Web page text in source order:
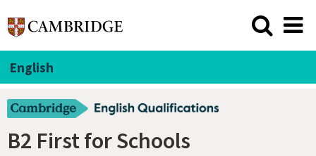
English
B2 First for Schools